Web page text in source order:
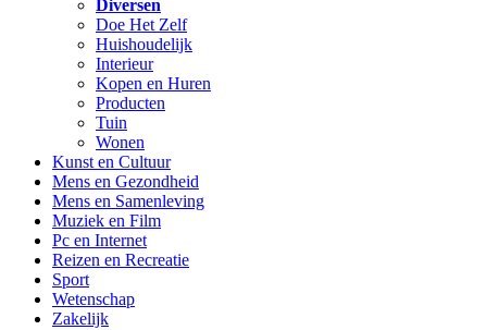
Diversen
Doe Het Zelf
Huishoudelijk
Interieur
Kopen en Huren
Producten
Tuin
Wonen
Kunst en Cultuur
Mens en Gezondheid
Mens en Samenleving
Muziek en Film
Pc en Internet
Reizen en Recreatie
Sport
Wetenschap
Zakelijk